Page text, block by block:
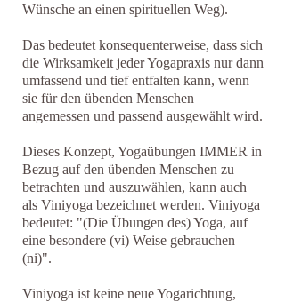
Wünsche an einen spirituellen Weg).
Das bedeutet konsequenterweise, dass sich
die Wirksamkeit jeder Yogapraxis nur dann
umfassend und tief entfalten kann, wenn
sie für den übenden Menschen
angemessen und passend ausgewählt wird.
Dieses Konzept, Yogaübungen IMMER in
Bezug auf den übenden Menschen zu
betrachten und auszuwählen, kann auch
als Viniyoga bezeichnet werden. Viniyoga
bedeutet: "(Die Übungen des) Yoga, auf
eine besondere (vi) Weise gebrauchen
(ni)".
Viniyoga ist keine neue Yogarichtung,